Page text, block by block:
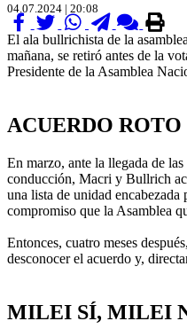
04.07.2024 | 20:08
El ala bullrichista de la
mañana, se retiró antes de la
Presidente de la Asamblea
ACUERDO ROTO
En marzo, ante la llegada de
conducción, Macri y Bullrich
una lista de unidad
compromiso que la Asamblea
Entonces, cuatro meses
desconocer el acuerdo y,
MILEI SÍ, MILEI